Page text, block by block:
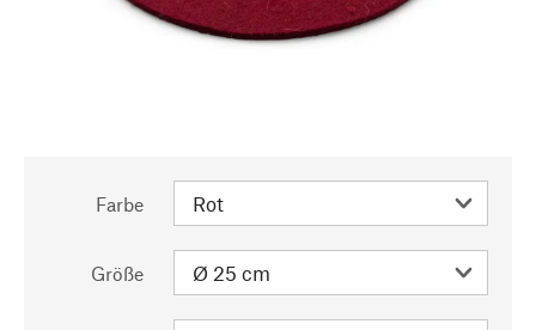
Farbe
Größe